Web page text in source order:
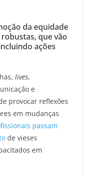
da equidade
que vão
ações
lives,
e
provocar reflexões
em mudanças
passam
de vieses
em